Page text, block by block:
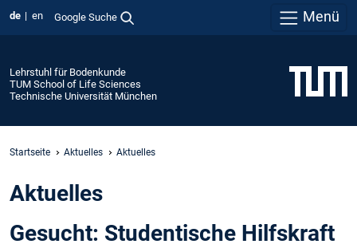
de en Google Suche Menü
Lehrstuhl für Bodenkunde
TUM School of Life Sciences
Technische Universität München
Startseite Aktuelles Aktuelles
Aktuelles
Gesucht: Studentische Hilfskraft